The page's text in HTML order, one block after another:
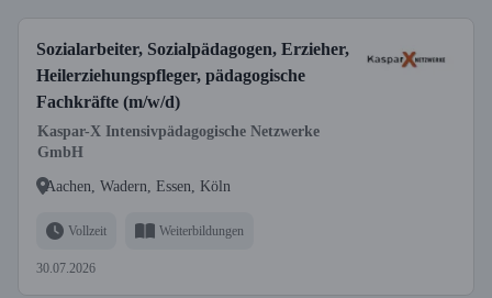
Sozialarbeiter, Sozialpädagogen, Erzieher,
Heilerziehungspfleger, pädagogische
Fachkräfte (m/w/d)
Kaspar-X Intensivpädagogische Netzwerke
GmbH
Aachen, Wadern, Essen, Köln
Vollzeit Weiterbildungen
30.07.2026